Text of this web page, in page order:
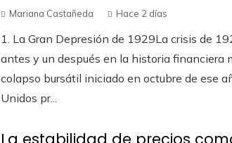
Mariana Castañeda Hace 2 días
1. La Gran Depresión de 1929La crisis de
antes y un después en la historia financiera
colapso bursátil iniciado en octubre de ese
Unidos pr...